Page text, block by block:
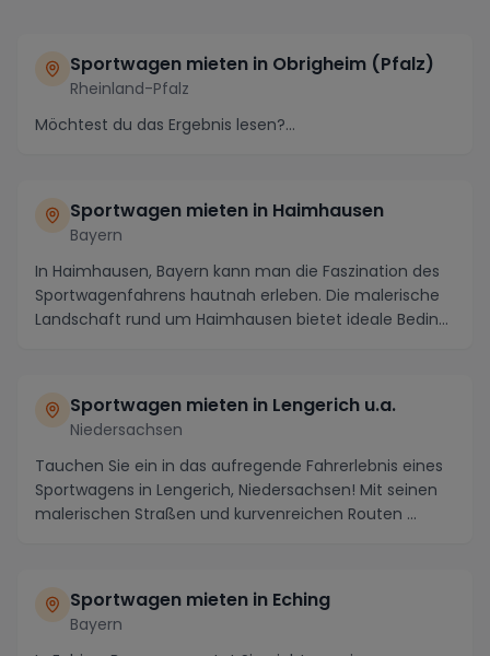
Sportwagen mieten in Obrigheim (Pfalz)
Rheinland-Pfalz
Möchtest du das Ergebnis lesen?...
Sportwagen mieten in Haimhausen
Bayern
In Haimhausen, Bayern kann man die Faszination des
Sportwagenfahrens hautnah erleben. Die malerische
Landschaft rund um Haimhausen bietet ideale Bedin...
Sportwagen mieten in Lengerich u.a.
Niedersachsen
Tauchen Sie ein in das aufregende Fahrerlebnis eines
Sportwagens in Lengerich, Niedersachsen! Mit seinen
malerischen Straßen und kurvenreichen Routen ...
Sportwagen mieten in Eching
Bayern